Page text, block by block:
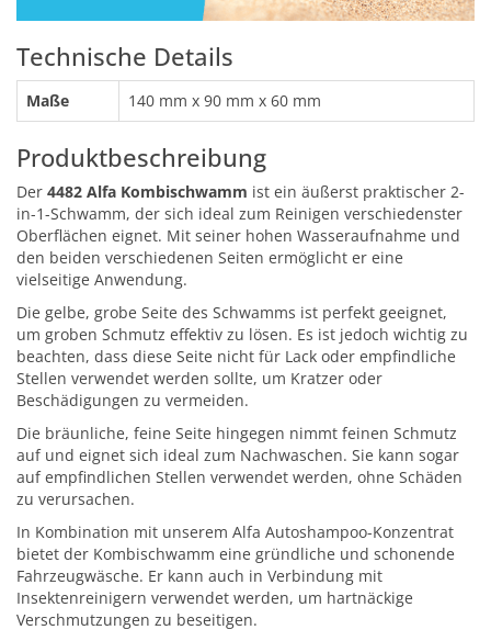
Technische Details
Maße 140 mm x 90 mm x 60 mm
Produktbeschreibung
Der 4482 Alfa Kombischwamm ist ein äußerst praktischer 2-
in-1-Schwamm, der sich ideal zum Reinigen verschiedenster
Oberflächen eignet. Mit seiner hohen Wasseraufnahme und
den beiden verschiedenen Seiten ermöglicht er eine
vielseitige Anwendung.
Die gelbe, grobe Seite des Schwamms ist perfekt geeignet,
um groben Schmutz effektiv zu lösen. Es ist jedoch wichtig zu
beachten, dass diese Seite nicht für Lack oder empfindliche
Stellen verwendet werden sollte, um Kratzer oder
Beschädigungen zu vermeiden.
Die bräunliche, feine Seite hingegen nimmt feinen Schmutz
auf und eignet sich ideal zum Nachwaschen. Sie kann sogar
auf empfindlichen Stellen verwendet werden, ohne Schäden
zu verursachen.
In Kombination mit unserem Alfa Autoshampoo-Konzentrat
bietet der Kombischwamm eine gründliche und schonende
Fahrzeugwäsche. Er kann auch in Verbindung mit
Insektenreinigern verwendet werden, um hartnäckige
Verschmutzungen zu beseitigen.